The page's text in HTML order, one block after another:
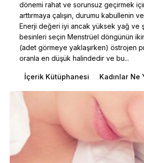
dönemi rahat ve sorunsuz geçirmek için
arttırmaya çalışın, durumu kabullenin
Enerji değeri iyi ancak yüksek yağ ve
besinleri seçin Menstrüel döngünün
(adet görmeye yaklaşırken) östrojen
oranla en düşük halindedir ve bu...
İçerik Kütüphanesi Kadınlar Ne